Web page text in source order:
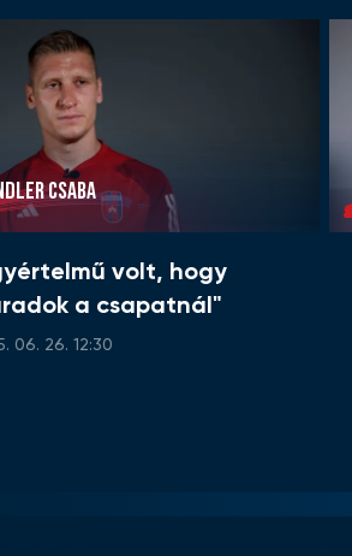
CSABA
volt, hogy
a csapatnál"
06. 26. 12:30